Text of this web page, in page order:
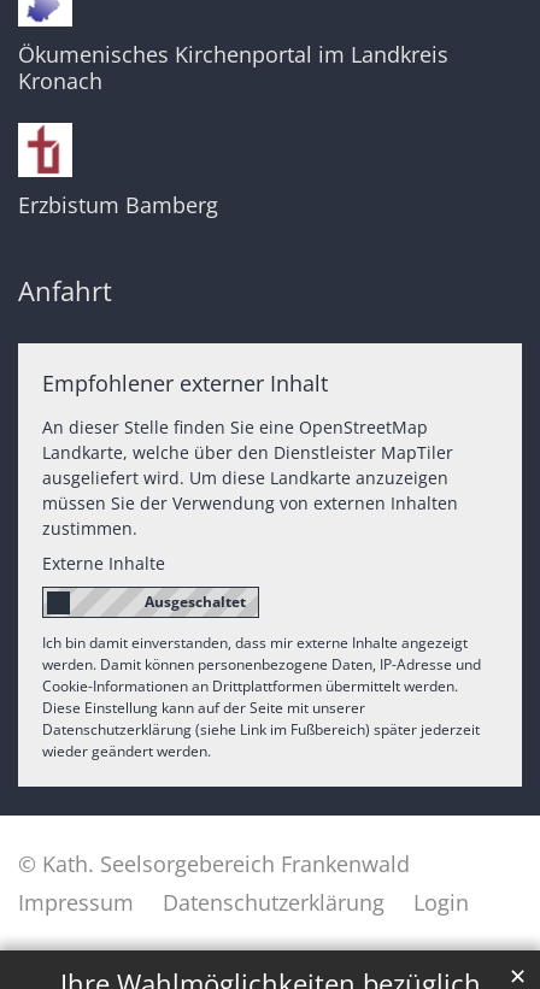
✕
Ökumenisches Kirchenportal im Landkreis
Kronach
Erzbistum Bamberg
Anfahrt
Empfohlener externer Inhalt
An dieser Stelle finden Sie eine OpenStreetMap
Landkarte, welche über den Dienstleister MapTiler
ausgeliefert wird. Um diese Landkarte anzuzeigen
müssen Sie der Verwendung von externen Inhalten
zustimmen.
Externe Inhalte
Ich bin damit einverstanden, dass mir externe Inhalte angezeigt
werden. Damit können personenbezogene Daten, IP-Adresse und
Cookie-Informationen an Drittplattformen übermittelt werden.
Diese Einstellung kann auf der Seite mit unserer
Datenschutzerklärung (siehe Link im Fußbereich) später jederzeit
wieder geändert werden.
© Kath. Seelsorgebereich Frankenwald
Impressum
Datenschutzerklärung Login